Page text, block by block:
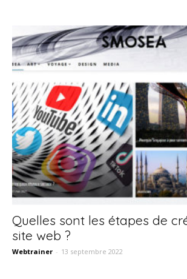
Quelles sont les étapes de
site web ?
Webtrainer - 13 septembre 2022